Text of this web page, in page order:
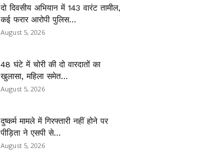
दो दिवसीय अभियान में 143 वारंट तामील,
कई फरार आरोपी पुलिस...
August 5, 2026
48 घंटे में चोरी की दो वारदातों का
खुलासा, महिला समेत...
August 5, 2026
दुष्कर्म मामले में गिरफ्तारी नहीं होने पर
पीड़िता ने एसपी से...
August 5, 2026